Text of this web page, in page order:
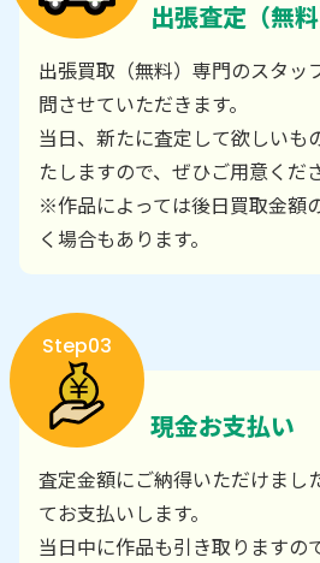
出張査定（無料
出張買取（無料）専門のスタッ
問させていただきます。
当日、新たに査定して欲しいも
たしますので、ぜひご用意くだ
※作品によっては後日買取金額
く場合もあります。
Step03
現金お支払い
査定金額にご納得いただけまし
てお支払いします。
当日中に作品も引き取りますの